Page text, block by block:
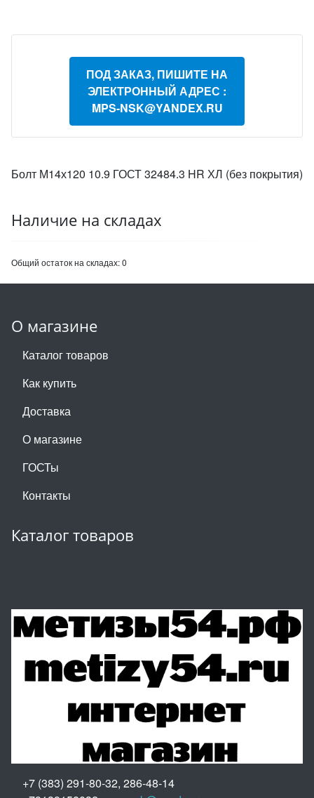
ПОД ЗАКАЗ, ПИШИТЕ НА
ЭЛЕКТРОННЫЙ АДРЕС :
MPS-NSK@YANDEX.RU
Болт М14х120 10.9 ГОСТ 32484.3 HR ХЛ (без покрытия)
Наличие на складах
Общий остаток на складах:0
О магазине
Каталог товаров
Как купить
Доставка
О магазине
ГОСТы
Контакты
Каталог товаров
+7 (383) 291-80-32, 286-48-14